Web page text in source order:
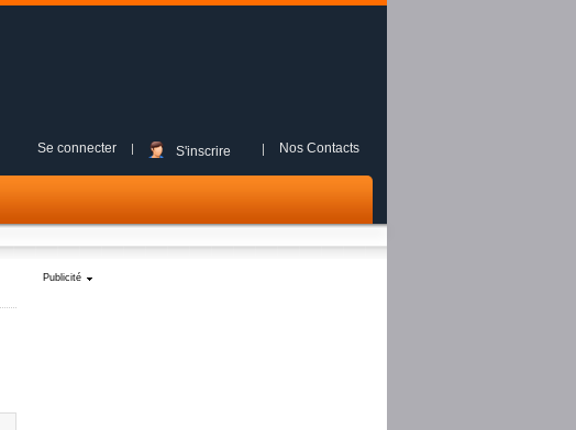
Se connecter S'inscrire Nos Contacts
Publicité